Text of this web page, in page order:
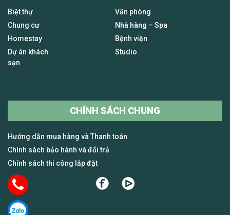
Biệt thự
Chung cư
Homestay
Dự án khách
sạn
Văn phòng
Nhà hàng – Spa
Bệnh viện
Studio
CHÍNH SÁCH CHUNG
Hướng dẫn mua hàng và Thanh toán
Chính sách bảo hành và đổi trả
Chính sách thi công lắp đặt